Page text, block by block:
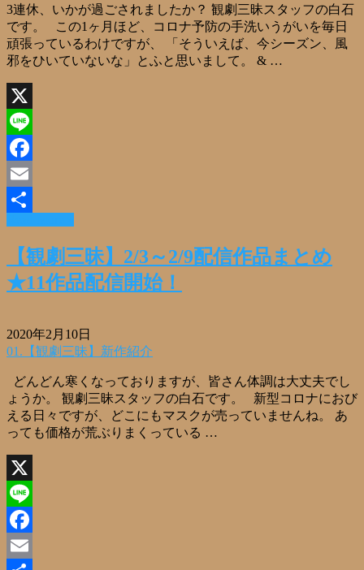
3連休、いかが過ごされましたか？ 観劇三昧スタッフの白石
です。 この1ヶ月ほど、コロナ予防の手洗いうがいを毎日
頑張っているわけですが、 「そういえば、今シーズン、風
邪をひいていないな」とふと思いまして。 & …
X
Line
Facebook
Email
共
【観劇三昧】2/3～2/9配信作品まとめ
★11作品配信開始！
2020年2月10日
01.【観劇三昧】新作紹介
どんどん寒くなっておりますが、皆さん体調は大丈夫でし
ょうか。 観劇三昧スタッフの白石です。 新型コロナにおび
える日々ですが、どこにもマスクが売っていませんね。 あ
っても価格が荒ぶりまくっている …
X
Line
Facebook